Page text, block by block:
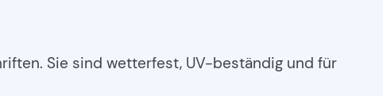
Sie sind wetterfest, UV-beständig und für